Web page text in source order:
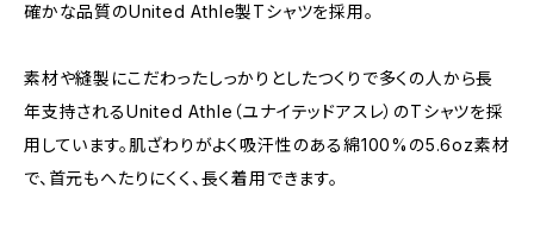
確かな品質のUnited Athle製Tシャツを採用。
素材や縫製にこだわったしっかりとしたつくりで多くの人から長
年支持されるUnited Athle（ユナイテッドアスレ）のTシャツを採
用しています。肌ざわりがよく吸汗性のある綿100%の5.6oz素材
で、首元もへたりにくく、長く着用できます。